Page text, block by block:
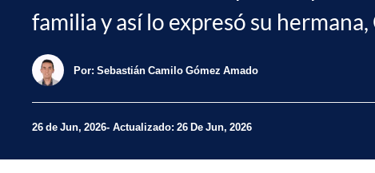
familia y así lo expresó su
Por: Sebastián Camilo Gómez Amado
26 de Jun, 2026 Actualizado: 26 De Jun, 2026